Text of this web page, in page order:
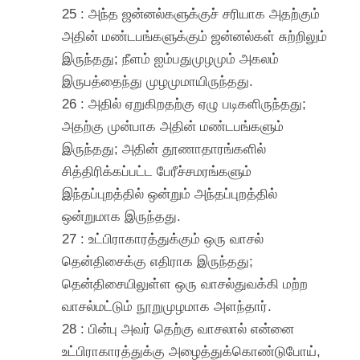
25 : அந்த ஜன்னல்களுக்குச் சரியாக அதற்கும்
அதின் மண்டபங்களுக்கும் ஜன்னல்கள் சுற்றிலும்
இருந்தது; நீளம் ஐம்பதுமுழமும் அகலம்
இருபத்தைந்து முழமுமாயிருந்தது.
26 : அதில் ஏறுகிறதற்கு ஏழு படிகளிருந்தது;
அதற்கு முன்பாக அதின் மண்டபங்களும்
இருந்தது; அதின் தூணாதாரங்களில்
சித்திரிக்கப்பட்ட பேரீச்சமரங்களும்
இந்தப்புறத்தில் ஒன்றும் அந்தப்புறத்தில்
ஒன்றுமாக இருந்தது.
27 : உட்பிராகாரத்துக்கும் ஒரு வாசல்
தென்திசைக்கு எதிராக இருந்தது;
தென்திசையிலுள்ள ஒரு வாசல்துவக்கி மற்ற
வாசல்மட்டும் நூறுமுழமாக அளந்தார்.
28 : பின்பு அவர் தெற்கு வாசலால் என்னை
உட்பிராகாரத்துக்கு அழைத்துக்கொண்டுபோய்,